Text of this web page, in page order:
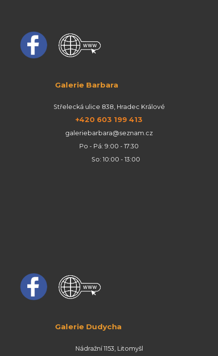
Galerie Barbara
Střelecká ulice 838, Hradec Králové
+420 603 199 413
galeriebarbara@seznam.cz
Po - Pá: 9:00 - 17:30
So: 10:00 - 13:00
Galerie Dudycha
Nádražní 1153, Litomyšl